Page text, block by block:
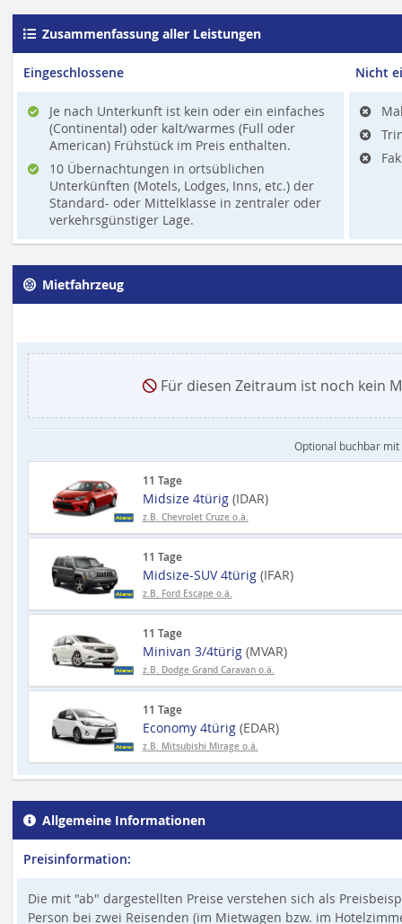
Zusammenfassung aller Leistungen
Eingeschlossene
Je nach Unterkunft ist kein oder ein einfaches
(Continental) oder kalt/warmes (Full oder
American) Frühstück im Preis enthalten.
10 Übernachtungen in ortsüblichen
Unterkünften (Motels, Lodges, Inns, etc.) der
Standard- oder Mittelklasse in zentraler oder
verkehrsgünstiger Lage.
Nicht
Mietfahrzeug
Für diesen Zeitraum ist noch kein
Optional buchbar mit
11 Tage
Midsize 4türig (IDAR)
z.B. Chevrolet Cruze o.ä.
11 Tage
Midsize-SUV 4türig (IFAR)
z.B. Ford Escape o.ä.
11 Tage
Minivan 3/4türig (MVAR)
z.B. Dodge Grand Caravan o.ä.
11 Tage
Economy 4türig (EDAR)
z.B. Mitsubishi Mirage o.ä.
Allgemeine Informationen
Preisinformation:
Die mit "ab" dargestellten Preise verstehen sich als
Person bei zwei Reisenden (im Mietwagen bzw. im